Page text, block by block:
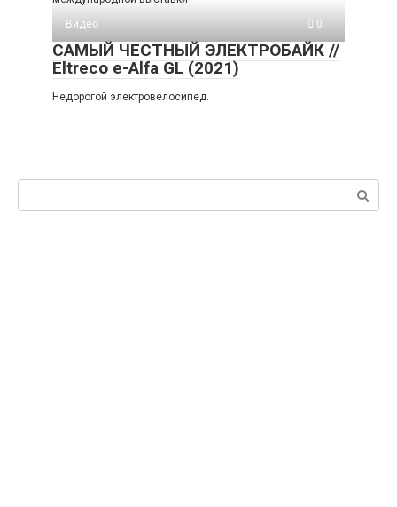
Видео
0
САМЫЙ ЧЕСТНЫЙ ЭЛЕКТРОБАЙК //
Eltreco e-Alfa GL (2021)
Недорогой электровелосипед.